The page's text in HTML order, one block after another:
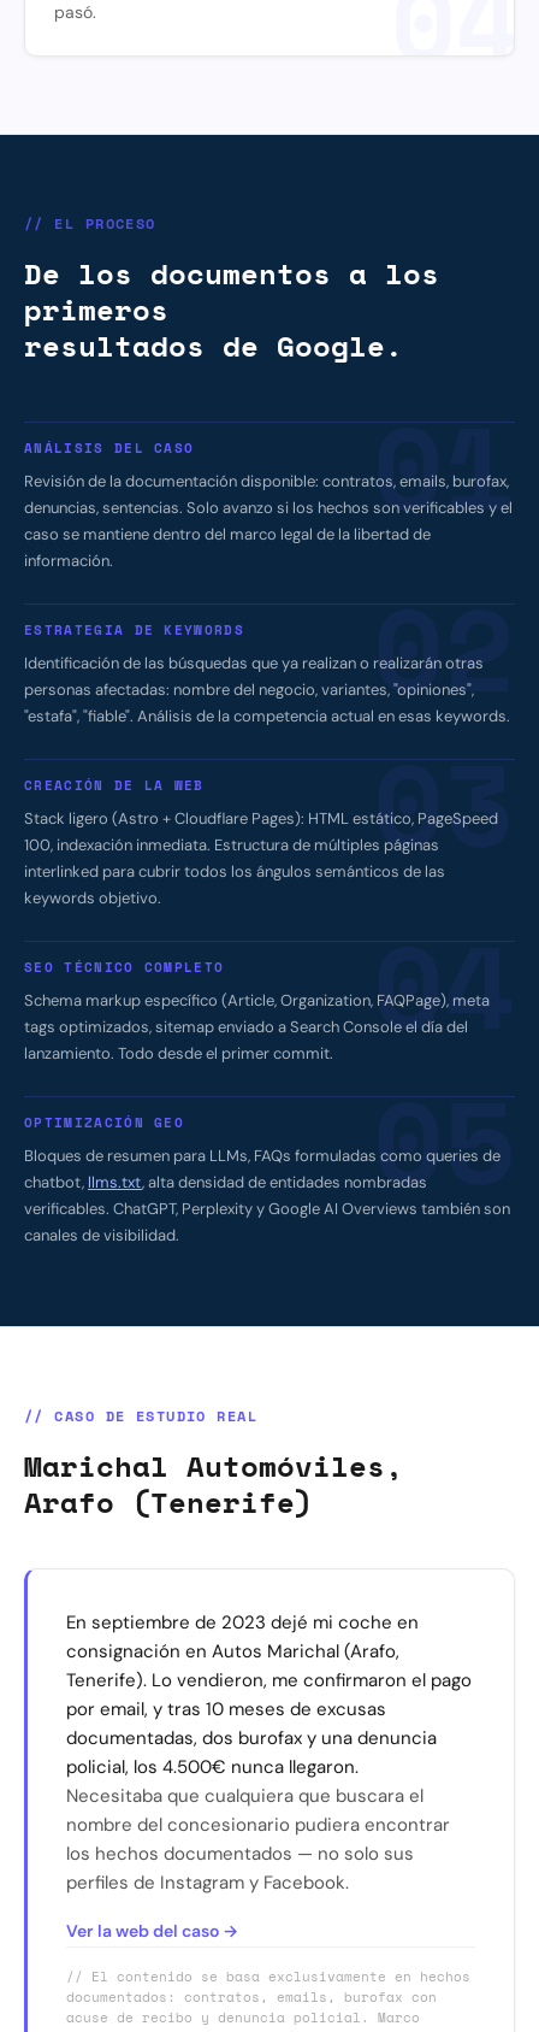
pasó.
// EL PROCESO
De los documentos a los
primeros
resultados de Google.
01
ANÁLISIS DEL CASO
Revisión de la documentación disponible: contratos, emails, burofax,
denuncias, sentencias. Solo avanzo si los hechos son verificables y el
caso se mantiene dentro del marco legal de la libertad de
información.
02
ESTRATEGIA DE KEYWORDS
Identificación de las búsquedas que ya realizan o realizarán otras
personas afectadas: nombre del negocio, variantes, "opiniones",
"estafa", "fiable". Análisis de la competencia actual en esas keywords.
03
CREACIÓN DE LA WEB
Stack ligero (Astro + Cloudflare Pages): HTML estático, PageSpeed
100, indexación inmediata. Estructura de múltiples páginas
interlinked para cubrir todos los ángulos semánticos de las
keywords objetivo.
04
SEO TÉCNICO COMPLETO
Schema markup específico (Article, Organization, FAQPage), meta
tags optimizados, sitemap enviado a Search Console el día del
lanzamiento. Todo desde el primer commit.
05
OPTIMIZACIÓN GEO
Bloques de resumen para LLMs, FAQs formuladas como queries de
chatbot, llms.txt, alta densidad de entidades nombradas
verificables. ChatGPT, Perplexity y Google AI Overviews también son
canales de visibilidad.
// CASO DE ESTUDIO REAL
Marichal Automóviles,
Arafo (Tenerife)
En septiembre de 2023 dejé mi coche en
consignación en Autos Marichal (Arafo,
Tenerife). Lo vendieron, me confirmaron el pago
por email, y tras 10 meses de excusas
documentadas, dos burofax y una denuncia
policial, los 4.500€ nunca llegaron.
Necesitaba que cualquiera que buscara el
nombre del concesionario pudiera encontrar
los hechos documentados — no solo sus
perfiles de Instagram y Facebook.
Ver la web del caso →
// El contenido se basa exclusivamente en hechos
documentados: contratos, emails, burofax con
acuse de recibo y denuncia policial. Marco